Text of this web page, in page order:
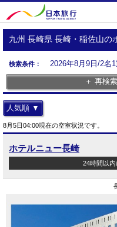
九州 長崎県 長崎・稲佐山
検索条件：
2026年8月9日/2名1
＋ 再検
人気順 ▼
8月5日04:00現在の空室状況です。
ホテルニュー長崎
24時間以内